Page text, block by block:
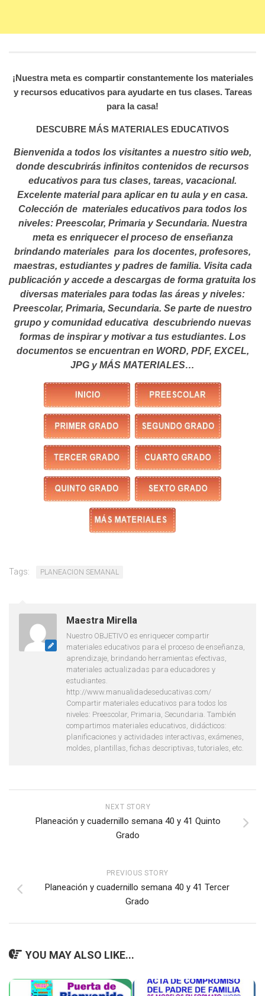
¡Nuestra meta es compartir constantemente los materiales
y recursos educativos para ayudarte en tus clases. Tareas
para la casa!
DESCUBRE MÁS MATERIALES EDUCATIVOS
Bienvenida a todos los visitantes a nuestro sitio web,
donde descubrirás infinitos contenidos de recursos
educativos para tus clases, tareas, vacacional.
Excelente material para aplicar en tu aula y en casa.
Colección de materiales educativos para todos los
niveles: Preescolar, Primaria y Secundaria. Nuestra
meta es enriquecer el proceso de enseñanza
brindando materiales para los docentes, profesores,
maestras, estudiantes y padres de familia. Visita cada
publicación y accede a descargas de forma gratuita los
diversas materiales para todas las áreas y niveles:
Preescolar, Primaria, Secundaria. Se parte de nuestro
grupo y comunidad educativa descubriendo nuevas
formas de inspirar y motivar a tus estudiantes. Los
documentos se encuentran en WORD, PDF, EXCEL,
JPG y MÁS MATERIALES…
Tags: PLANEACION SEMANAL
Maestra Mirella
Nuestro OBJETIVO es enriquecer compartir
materiales educativos para el proceso de enseñanza,
aprendizaje, brindando herramientas efectivas,
materiales actualizadas para educadores y
estudiantes.
http://www.manualidadeseducativas.com/
Compartir materiales educativos para todos los
niveles: Preescolar, Primaria, Secundaria. También
compartimos materiales educativos, didácticos:
planificaciones y actividades interactivas, exámenes,
moldes, plantillas, fichas descriptivas, tutoriales, etc.
NEXT STORY
Planeación y cuadernillo semana 40 y 41 Quinto
Grado
PREVIOUS STORY
Planeación y cuadernillo semana 40 y 41 Tercer
Grado
YOU MAY ALSO LIKE...